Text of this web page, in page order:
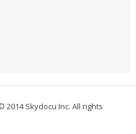
2014 Skydocu Inc. All rights